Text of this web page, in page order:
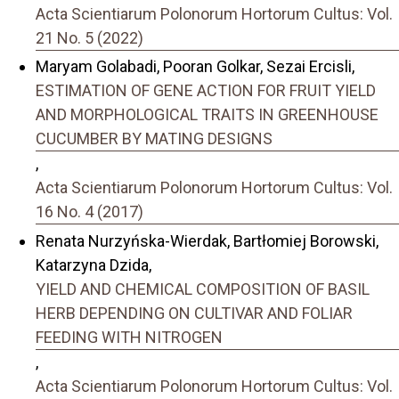
Acta Scientiarum Polonorum Hortorum Cultus: Vol.
21 No. 5 (2022)
Maryam Golabadi, Pooran Golkar, Sezai Ercisli,
ESTIMATION OF GENE ACTION FOR FRUIT YIELD
AND MORPHOLOGICAL TRAITS IN GREENHOUSE
CUCUMBER BY MATING DESIGNS
,
Acta Scientiarum Polonorum Hortorum Cultus: Vol.
16 No. 4 (2017)
Renata Nurzyńska-Wierdak, Bartłomiej Borowski,
Katarzyna Dzida,
YIELD AND CHEMICAL COMPOSITION OF BASIL
HERB DEPENDING ON CULTIVAR AND FOLIAR
FEEDING WITH NITROGEN
,
Acta Scientiarum Polonorum Hortorum Cultus: Vol.